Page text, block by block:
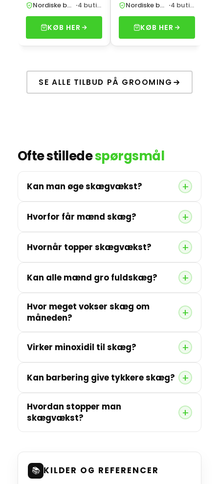
Nordiske butikker · 4 butikker
KØB HER
Nordiske butikker · 4 butikker
KØB HER
SE ALLE TILBUD PÅ GROOMING
Ofte stilledespørgsmål
Kan man øge skægvækst?
Hvorfor får mænd skæg?
Hvornår topper skægvækst?
Kan alle mænd gro fuldskæg?
Hvor meget vokser skæg om
måneden?
Virker minoxidil til skæg?
Kan barbering give tykkere skæg?
Hvordan stopper man
skægvækst?
📚 KILDER OG REFERENCER